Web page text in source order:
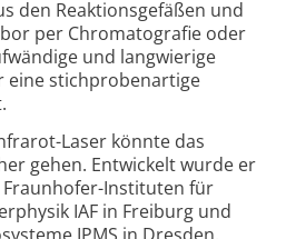
den Reaktionsgefäßen und
per Chromatografie oder
und langwierige
eine stichprobenartige
Laser könnte das
gehen. Entwickelt wurde er
Instituten für
IAF in Freiburg und